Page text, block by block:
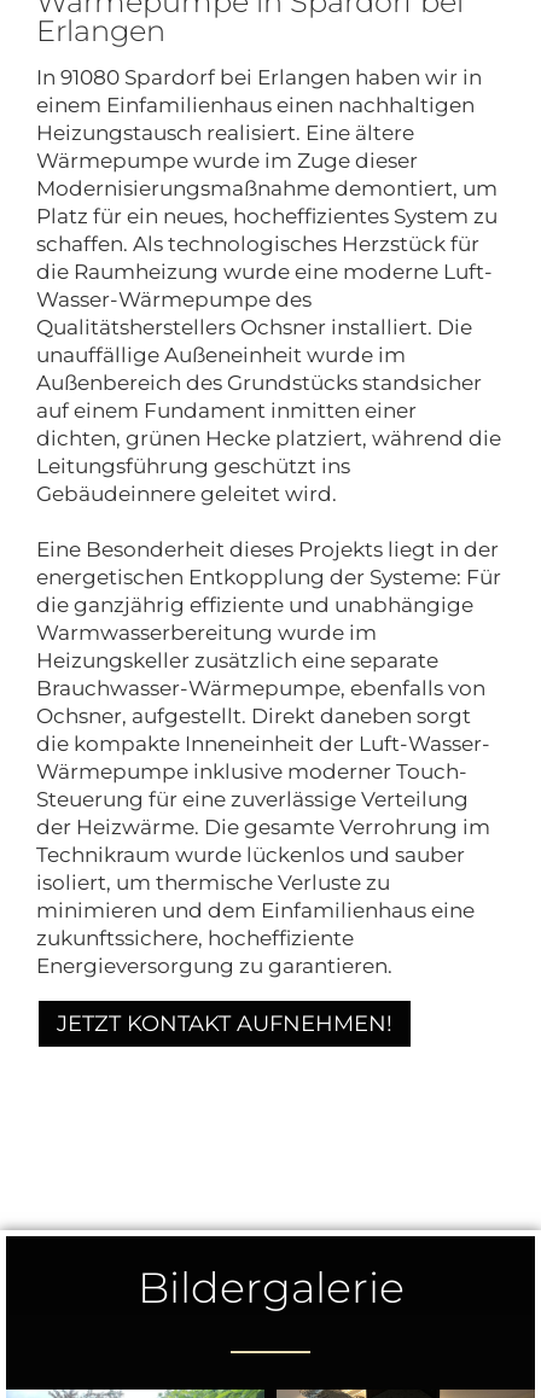
Erlangen
In 91080 Spardorf bei Erlangen haben wir in
einem Einfamilienhaus einen nachhaltigen
Heizungstausch realisiert. Eine ältere
Wärmepumpe wurde im Zuge dieser
Modernisierungsmaßnahme demontiert, um
Platz für ein neues, hocheffizientes System zu
schaffen. Als technologisches Herzstück für
die Raumheizung wurde eine moderne Luft-
Wasser-Wärmepumpe des
Qualitätsherstellers Ochsner installiert. Die
unauffällige Außeneinheit wurde im
Außenbereich des Grundstücks standsicher
auf einem Fundament inmitten einer
dichten, grünen Hecke platziert, während die
Leitungsführung geschützt ins
Gebäudeinnere geleitet wird.
Eine Besonderheit dieses Projekts liegt in der
energetischen Entkopplung der Systeme: Für
die ganzjährig effiziente und unabhängige
Warmwasserbereitung wurde im
Heizungskeller zusätzlich eine separate
Brauchwasser-Wärmepumpe, ebenfalls von
Ochsner, aufgestellt. Direkt daneben sorgt
die kompakte Inneneinheit der Luft-Wasser-
Wärmepumpe inklusive moderner Touch-
Steuerung für eine zuverlässige Verteilung
der Heizwärme. Die gesamte Verrohrung im
Technikraum wurde lückenlos und sauber
isoliert, um thermische Verluste zu
minimieren und dem Einfamilienhaus eine
zukunftssichere, hocheffiziente
Energieversorgung zu garantieren.
JETZT KONTAKT AUFNEHMEN!
Bildergalerie